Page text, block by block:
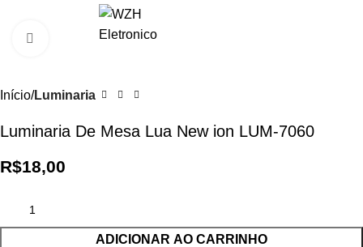
Clique para ampliar
Início Luminaria
Luminaria De Mesa Lua New ion LUM-7060
R$18,00
ADICIONAR AO CARRINHO